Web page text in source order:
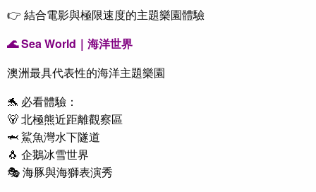
👉 結合電影與極限速度的主題樂園體驗
🌊 Sea World｜海洋世界
澳洲最具代表性的海洋主題樂園
🐬 必看體驗：
🐻 北極熊近距離觀察區
🦈 鯊魚灣水下隧道
🐧 企鵝冰雪世界
🎭 海豚與海獅表演秀